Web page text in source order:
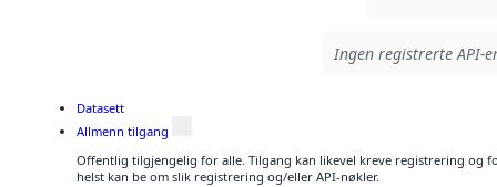
Ingen registrerte API-
Datasett
Allmenn tilgang
Offentlig tilgjengelig for alle. Tilgang kan likevel kreve registrering og
helst kan be om slik registrering og/eller API-nøkler.